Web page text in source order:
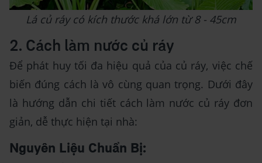
Lá củ ráy có kích thước khá lớn từ 8 - 45cm
2. Cách làm nước củ ráy
Để phát huy tối đa hiệu quả của củ ráy, việc chế
biến đúng cách là vô cùng quan trọng. Dưới đây
là hướng dẫn chi tiết cách làm nước củ ráy đơn
giản, dễ thực hiện tại nhà:
Nguyên Liệu Chuẩn Bị: